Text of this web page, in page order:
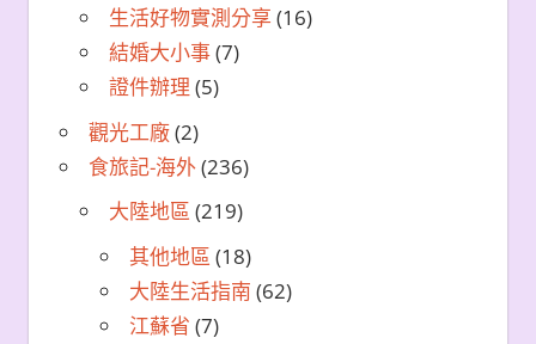
生活好物實測分享 (16)
結婚大小事(7)
證件辦理 (5)
觀光工廠(2)
食旅記-海外(236)
大陸地區 (219)
其他地區 (18)
大陸生活指南 (62)
江蘇省 (7)